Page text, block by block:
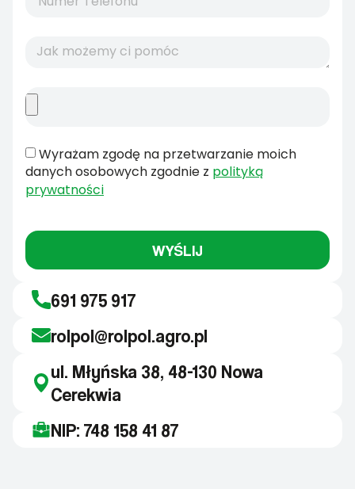
Wyrażam zgodę na przetwarzanie moich
danych osobowych zgodnie z polityką
prywatności
WYŚLIJ
691 975 917
rolpol@rolpol.agro.pl
ul. Młyńska 38, 48-130 Nowa
Cerekwia
NIP: 748 158 41 87